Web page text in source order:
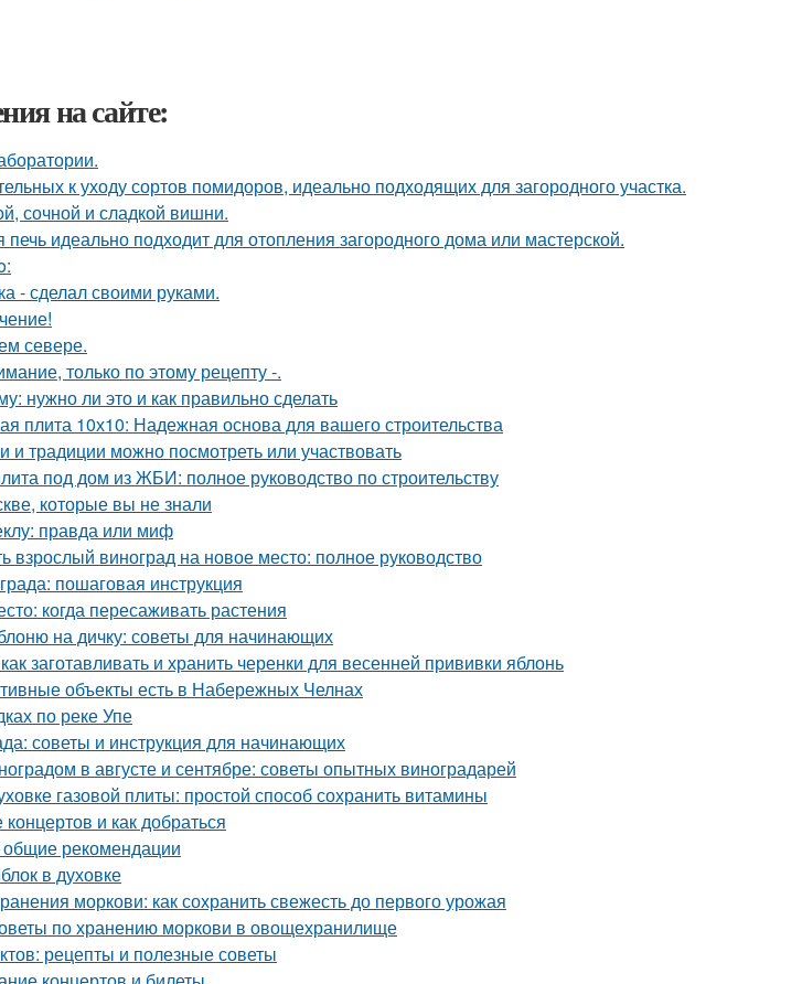
на сайте:
к уходу сортов помидоров, идеально подходящих для загородного участка.
сочной и сладкой вишни.
идеально подходит для отопления загородного дома или мастерской.
- сделал своими руками.
севере.
только по этому рецепту -.
нужно ли это и как правильно сделать
плита 10х10: Надежная основа для вашего строительства
и традиции можно посмотреть или участвовать
под дом из ЖБИ: полное руководство по строительству
которые вы не знали
правда или миф
взрослый виноград на новое место: полное руководство
пошаговая инструкция
когда пересаживать растения
на дичку: советы для начинающих
заготавливать и хранить черенки для весенней прививки яблонь
объекты есть в Набережных Челнах
по реке Упе
советы и инструкция для начинающих
в августе и сентябре: советы опытных виноградарей
газовой плиты: простой способ сохранить витамины
и как добраться
рекомендации
в духовке
моркови: как сохранить свежесть до первого урожая
по хранению моркови в овощехранилище
рецепты и полезные советы